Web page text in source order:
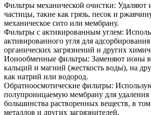
Фильтры механической очистки: Удаляют
частицы, такие как грязь, песок и
механическое сито или мембрану.
Фильтры с активированным углем:
активированного угля для
органических загрязнений и других
Ионообменные фильтры: Заменяют ионы
кальций и магний (жесткость воды), на
как натрий или водород.
Обратноосмотические фильтры:
полупроницаемую мембрану для
большинства растворенных веществ, в
металлов и других загрязнителей.